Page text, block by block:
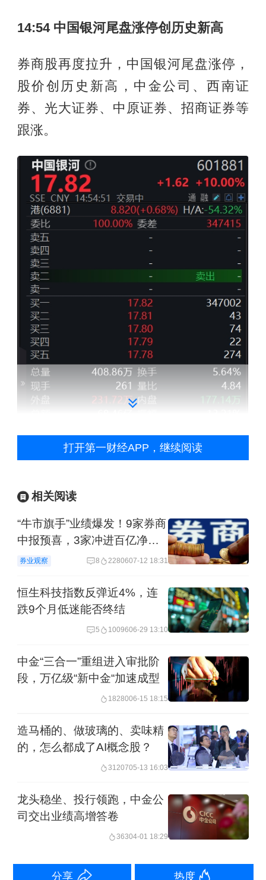
14:54 中国银河尾盘涨停创历史新高
券商股再度拉升，中国银河尾盘涨停，
股价创历史新高，中金公司、西南证
券、光大证券、中原证券、招商证券等
跟涨。
14:22 上证指数翻红
上证指数翻红，半导体、大消费概念股
走强。
13:42 大消费板块逆市走强
食品、零售方向领涨，一鸣食品、好想
多股涨停，熊猫乳品、骑士乳业、田野
股份涨超10%。
13:38 机器人概念股午后走低
拓普集团、五洲新春、三花智控跌超
亿嘉和等多股跌超5%。
13:16 乳业板块午后直线拉升
打开第一财经APP，继续阅读
相关阅读
“牛市旗手”业绩爆发！9家券商
中报预喜，3家冲进百亿净利
阵营
券业观察 8 2280607-12 18:31
恒生科技指数反弹近4%，连
跌9个月低迷能否终结
5 1009606-29 13:10
中金“三合一”重组进入审批阶
段，万亿级“新中金“加速成型
1828006-15 18:15
造马桶的、做玻璃的、卖味精
的，怎么都成了AI概念股？
3120705-13 16:03
龙头稳坐、投行领跑，中金公
司交出业绩高增答卷
36304-01 18:29
分享 热度